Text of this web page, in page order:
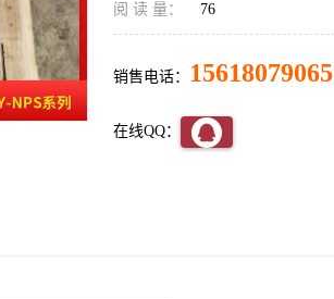
阅 读 量： 76
销售电话： 15618079065
在线QQ：